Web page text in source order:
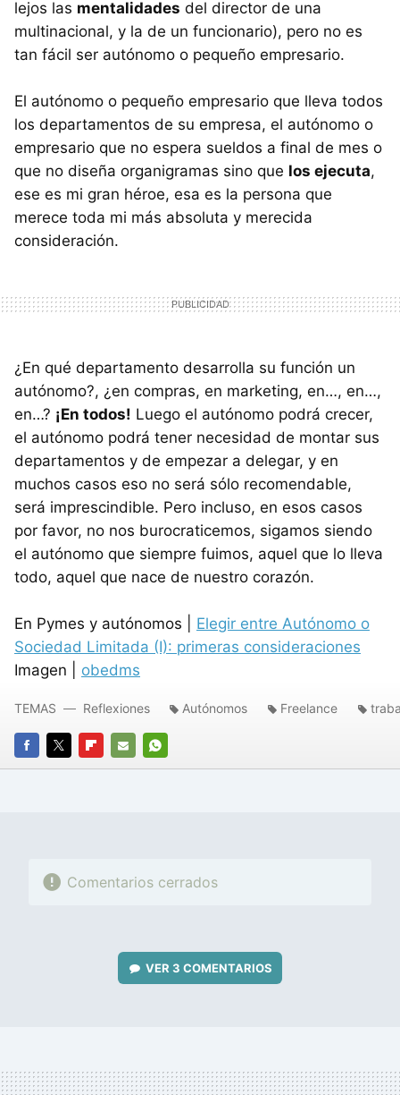
lejos las mentalidades del director de una
multinacional, y la de un funcionario), pero no es
tan fácil ser autónomo o pequeño empresario.
El autónomo o pequeño empresario que lleva todos
los departamentos de su empresa, el autónomo o
empresario que no espera sueldos a final de mes o
que no diseña organigramas sino que los ejecuta,
ese es mi gran héroe, esa es la persona que
merece toda mi más absoluta y merecida
consideración.
¿En qué departamento desarrolla su función un
autónomo?, ¿en compras, en marketing, en…, en…,
en…? ¡En todos! Luego el autónomo podrá crecer,
el autónomo podrá tener necesidad de montar sus
departamentos y de empezar a delegar, y en
muchos casos eso no será sólo recomendable,
será imprescindible. Pero incluso, en esos casos
por favor, no nos burocraticemos, sigamos siendo
el autónomo que siempre fuimos, aquel que lo lleva
todo, aquel que nace de nuestro corazón.
En Pymes y autónomos | Elegir entre Autónomo o
Sociedad Limitada (I): primeras consideraciones
Imagen | obedms
FACEBOOK
TWITTERFLIPBOARD
E-
WHATSAPP
TEMAS Reflexiones Autónomos Freelance
Comentarios cerrados
VER 3 COMENTARIOS